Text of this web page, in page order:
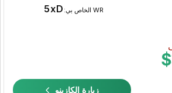
WR الخاص بي: 5xD
زيارة الكازينو